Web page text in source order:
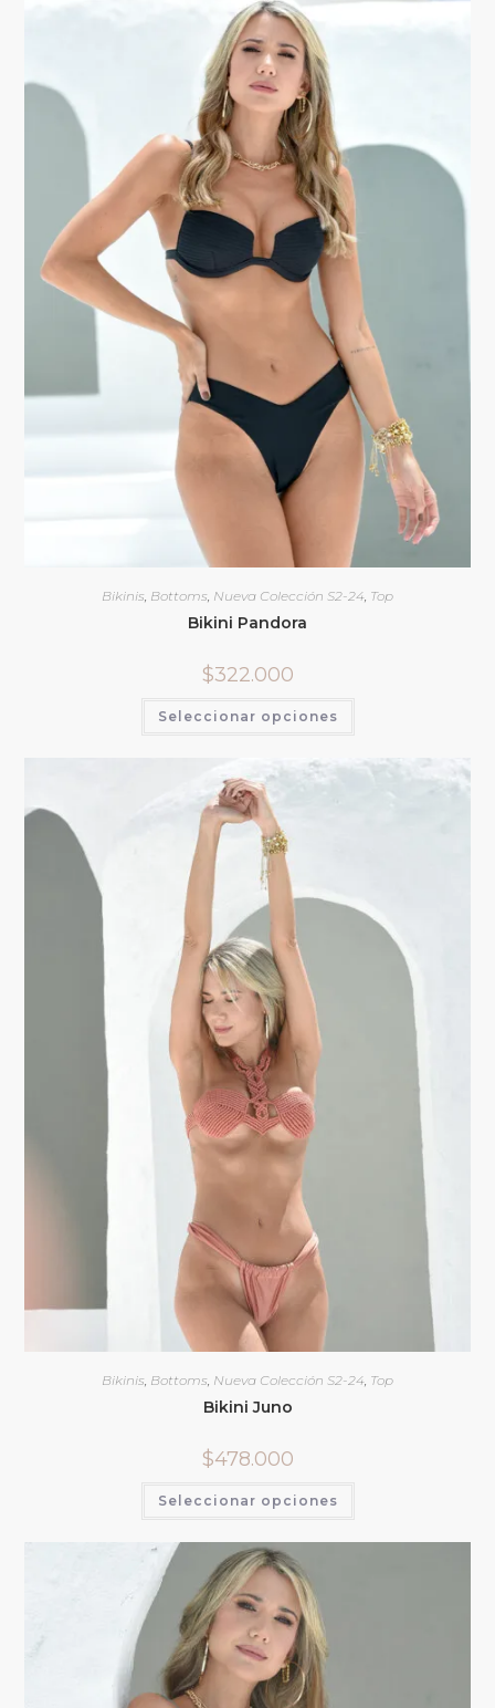
Bikinis Bottoms Nueva Colección S2-24 Top
Bikini Pandora
$322.000
Seleccionar opciones
Bikinis, Bottoms, Nueva Colección S2-24, Top
Bikini Juno
$478.000
Seleccionar opciones